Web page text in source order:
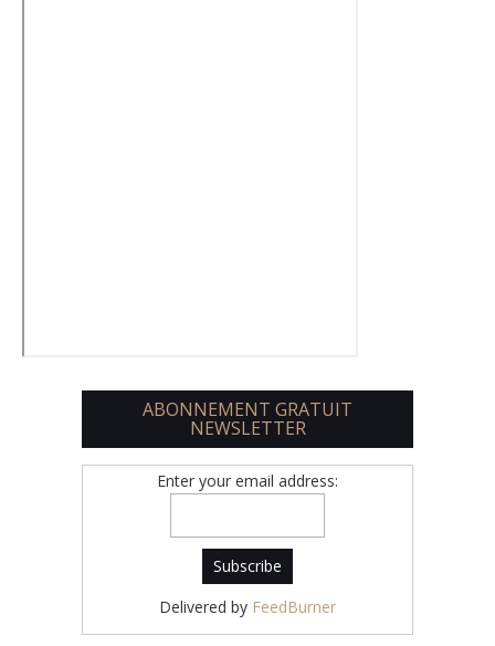
ABONNEMENT GRATUIT
NEWSLETTER
Enter your email address:
Delivered by FeedBurner